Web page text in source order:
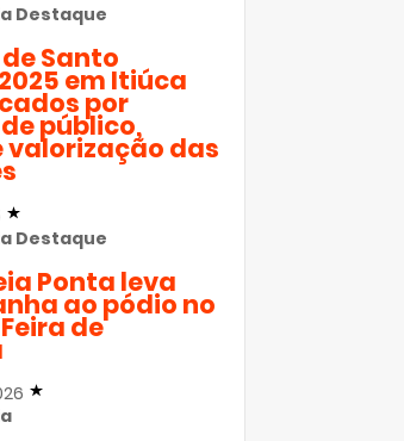
Destaque
Santo
em Itiúca
por
público,
valorização das
Destaque
Ponta leva
ao pódio no
Feira de